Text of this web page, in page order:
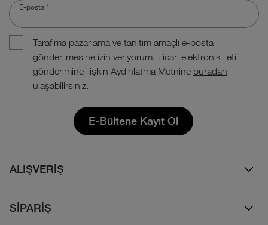
E-posta *
Tarafıma pazarlama ve tanıtım amaçlı e-posta
gönderilmesine izin veriyorum. Ticari elektronik ileti
gönderimine ilişkin Aydınlatma Metnine buradan
ulaşabilirsiniz.
E-Bültene Kayıt Ol
ALIŞVERİŞ
SİPARİŞ